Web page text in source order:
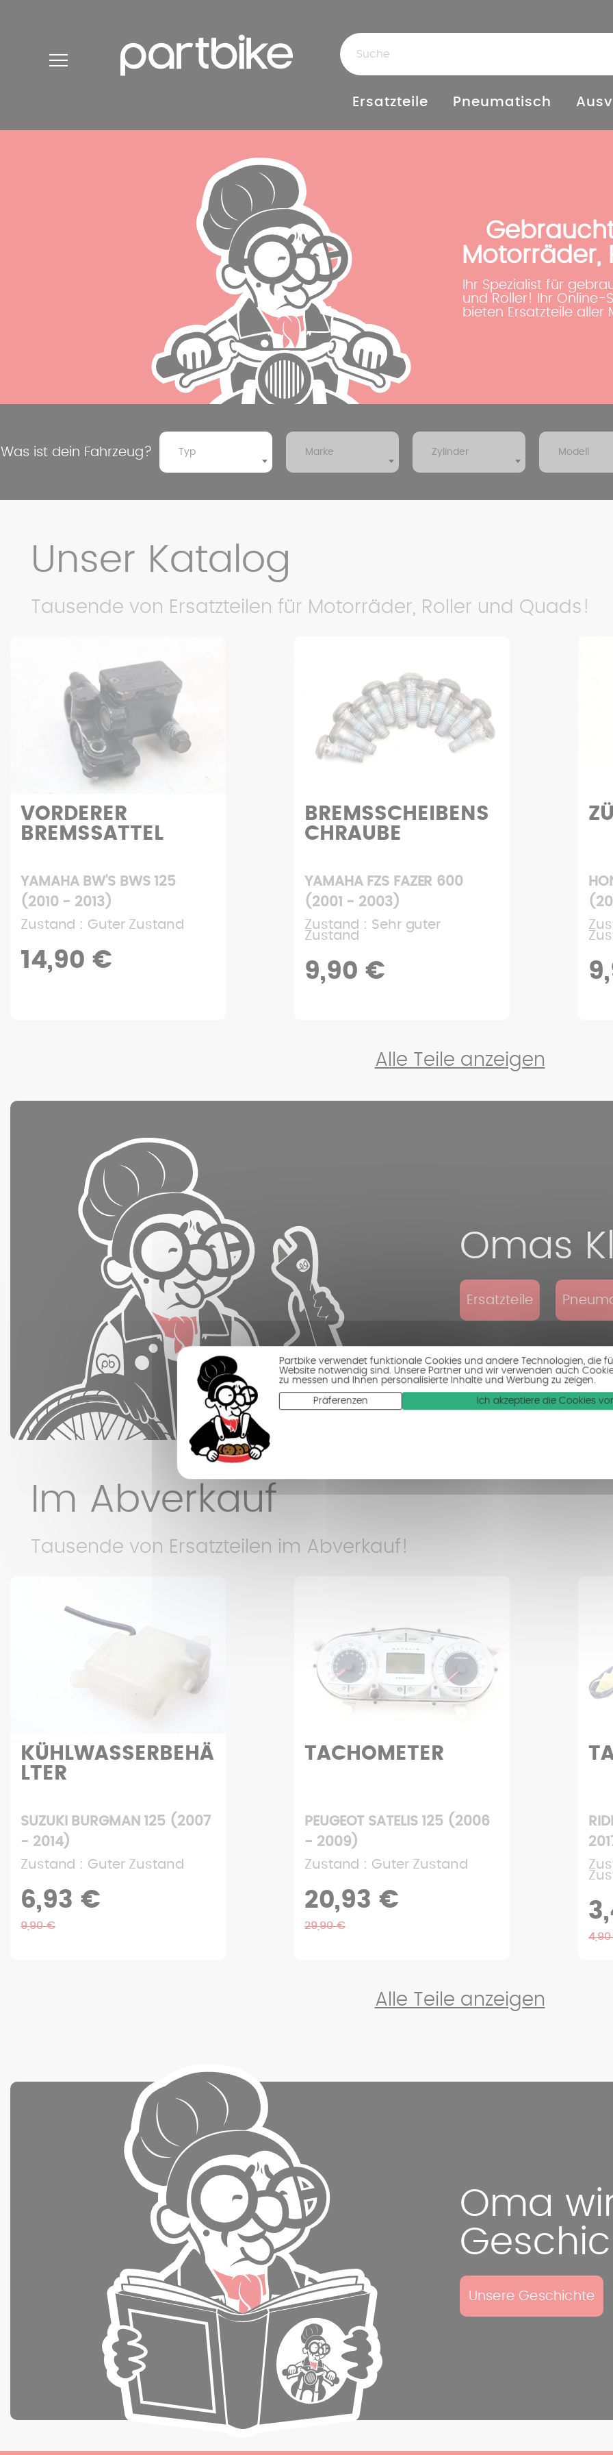
Partbike verwendet funktionale Cookies und andere Technologien, die
Website notwendig sind. Unsere Partner und wir verwenden auch
zu messen und Ihnen personalisierte Inhalte und Werbung zu zeigen.
Präferenzen Ich akzeptiere die Cookies
Ersatzteile Pneumatisch
Motorräder,
Ihr Spezialist für
und Roller! Ihr Online-
bieten Ersatzteile aller
Was ist dein Fahrzeug? Typ Marke Zylinder Modell
Unser Katalog
Tausende von Ersatzteilen für Motorräder, Roller und Quads!
BREMSSCHEIBENS
CHRAUBE
YAMAHA FZS FAZER 600
(2001 - 2003)
Zustand : Sehr guter
9,90 €
ZÜNDSCHLOSS
HONDA FES PANTHEON 125
(2003 - 2007)
Zustand : Sehr guter
Zustand
9,90 €
-
Alle Teile anzeigen
Omas
Ersatzteile
Im Abverkauf
Tausende von Ersatzteilen im Abverkauf!
TACHOMETER
PEUGEOT SATELIS 125 (2006
- 2009)
Zustand : Guter Zustand
20,93 €
29,90 €
TANKGEBER
RIDE JUMP 2T 50 (2012 -
2017)
Zustand : Sehr guter
3,43 €
4,90
Alle Teile anzeigen
Oma
Unsere Geschichte